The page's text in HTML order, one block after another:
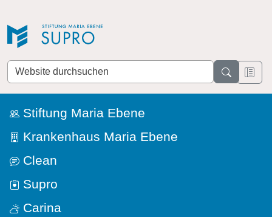
Website
durchsuchen
Stiftung Maria Ebene
Krankenhaus Maria Ebene
Clean
Supro
Carina